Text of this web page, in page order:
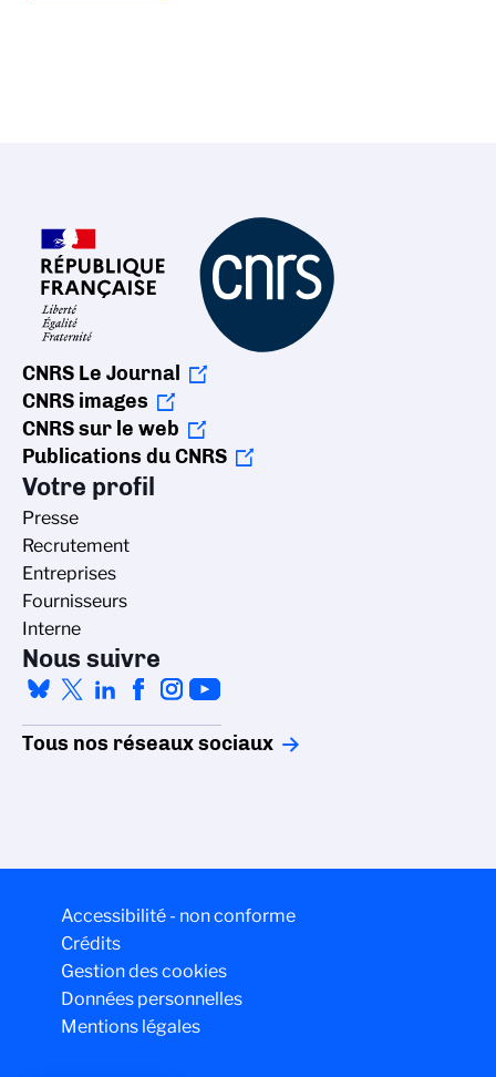
CNRS Le Journal
CNRS images
CNRS sur le web
Publications du CNRS
Votre profil
Presse
Recrutement
Entreprises
Fournisseurs
Interne
Nous suivre
Tous nos réseaux sociaux
Accessibilité - non conforme
Crédits
Gestion des cookies
Données personnelles
Mentions légales